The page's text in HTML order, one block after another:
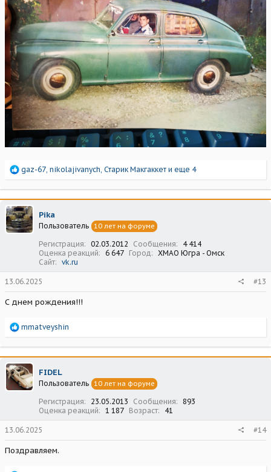
Р
а
к
ц
и
и
gaz-67 nikolajivanych Старик Макгаккет и еще 4
Pika
Пользователь 10 лет на форуме
Регистрация 02.03.2012 Сообщения
4 414
Оценка реакций
6 647 Город
ХМАО Югра - Омск
Сайт
vk.ru
13.06.2025 #13
С днем рождения!!!
Р
а
к
ц
и
и
mmatveyshin
FIDEL
Пользователь 10 лет на форуме
Регистрация 23.05.2013 Сообщения
893
Оценка реакций
1 187 Возраст 41
13.06.2025 #14
Поздравляем.